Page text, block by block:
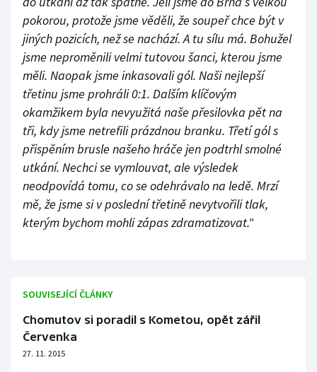
pokorou, protože jsme věděli, že soupeř chce být v
jiných pozicích, než se nachází. A tu sílu má. Bohužel
jsme neproměnili velmi tutovou šanci, kterou jsme
měli. Naopak jsme inkasovali gól. Naši nejlepší
třetinu jsme prohráli 0:1. Dalším klíčovým
okamžikem byla nevyužitá naše přesilovka pět na
tři, kdy jsme netrefili prázdnou branku. Třetí gól s
přispěním brusle našeho hráče jen podtrhl smolné
utkání. Nechci se vymlouvat, ale výsledek
neodpovídá tomu, co se odehrávalo na ledě. Mrzí
mě, že jsme si v poslední třetině nevytvořili tlak,
kterým bychom mohli zápas zdramatizovat."
SOUVISEJÍCÍ ČLÁNKY
Chomutov si poradil s Kometou, opět zářil
Červenka
27. 11. 2015